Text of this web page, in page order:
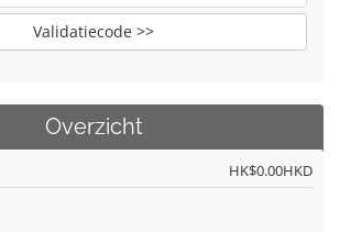
Validatiecode >>
Overzicht
HK$0.00HKD